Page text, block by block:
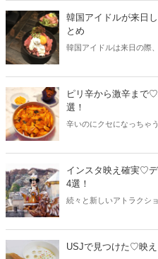
韓国アイドルが来日
とめ
韓国アイドルは来日の際
ピリ辛から激辛まで
選！
辛いのにクセになっちゃ
式でご紹介します♡
インスタ映え確実♡
4選！
続々と新しいアトラクシ
♡今回はインスタ映え確
ィズニーシーからご紹介
USJで見つけた♡映